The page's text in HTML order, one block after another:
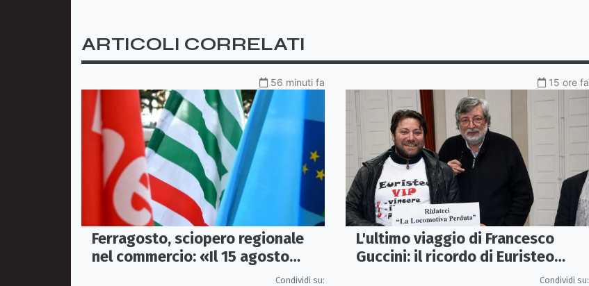
ARTICOLI CORRELATI
56 minuti fa
Ferragosto, sciopero regionale
nel commercio: «Il 15 agosto
Condividi su:
15 ore fa
L'ultimo viaggio di Francesco
Guccini: il ricordo di Euristeo
Condividi su: